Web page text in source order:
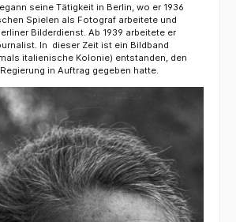
seine Tätigkeit in Berlin, wo er 1936
Spielen als Fotograf arbeitete und
Bilderdienst. Ab 1939 arbeitete er
In dieser Zeit ist ein Bildband
italienische Kolonie) entstanden, den
in Auftrag gegeben hatte.